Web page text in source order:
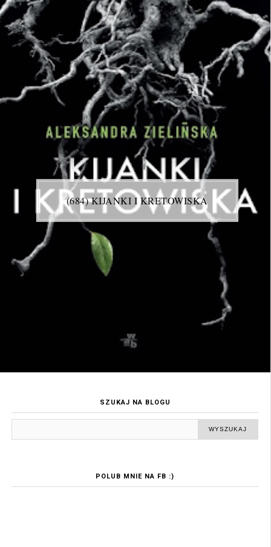
(684) KIJANKI I KRETOWISKA
SZUKAJ NA BLOGU
POLUB MNIE NA FB :)